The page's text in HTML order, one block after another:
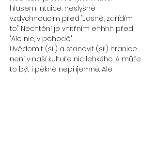
hlasem intuice, neslyšně
vzdychnoucím před "Jasně, zařídím
to." Nechtění je vnitřním ehhhh před
"Ale nic, v pohodě."
Uvědomit (si!) a stanovit (si!) hranice
není v naší kultuře nic lehkého. A může
to být i pěkně nepříjemné. Ale